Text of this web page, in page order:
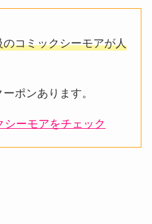
コミックシーモアが人
ポンあります。
シーモアをチェック